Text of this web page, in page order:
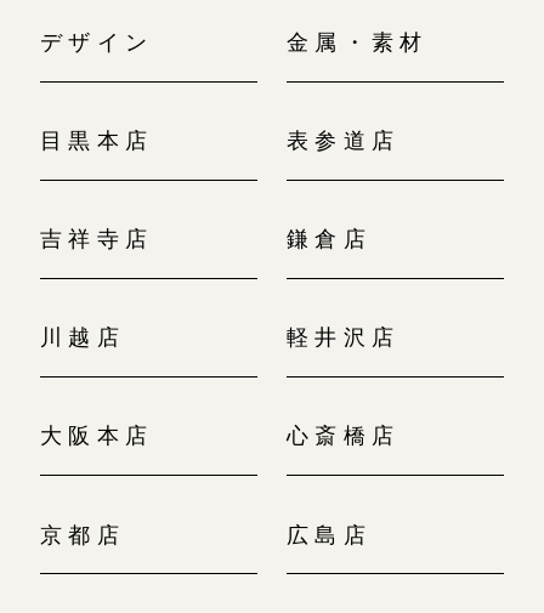
デザイン 金属・素材
目黒本店 表参道店
吉祥寺店 鎌倉店
川越店 軽井沢店
大阪本店 心斎橋店
京都店 広島店